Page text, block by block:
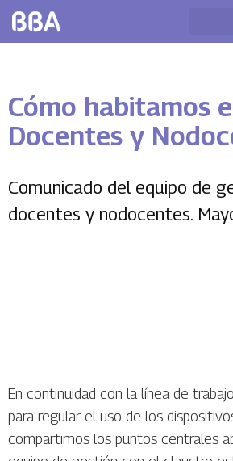
Cómo habitamos
Docentes y
Comunicado del equipo de
docentes y nodocentes.
En continuidad con la línea de
para regular el uso de los
compartimos los puntos centrales